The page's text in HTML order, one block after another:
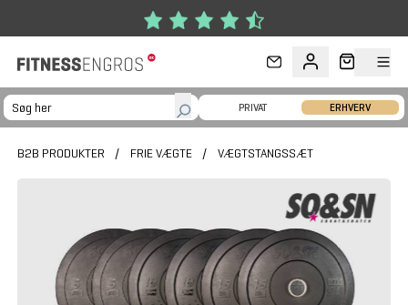
PRIVAT ERHVERV
B2B PRODUKTER / FRIE VÆGTE / VÆGTSTANGSSÆT